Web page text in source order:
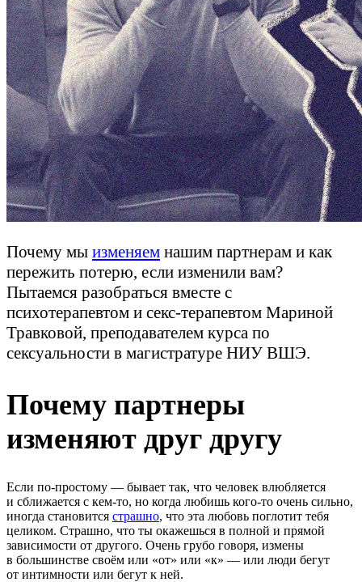
Почему мы изменяем нашим партнерам и как
пережить потерю, если изменили вам?
Пытаемся разобраться вместе с
психотерапевтом и секс-терапевтом Мариной
Травковой, преподавателем курса по
сексуальности в магистратуре НИУ ВШЭ.
Почему партнеры
изменяют друг другу
Если по-простому — бывает так, что человек влюбляется
и сближается с кем-то, но когда любишь кого-то очень сильно,
иногда становится страшно, что эта любовь поглотит тебя
целиком. Страшно, что ты окажешься в полной и прямой
зависимости от другого. Очень грубо говоря, измены
в большинстве своём или «от» или «к» — или люди бегут
от интимности или бегут к ней.